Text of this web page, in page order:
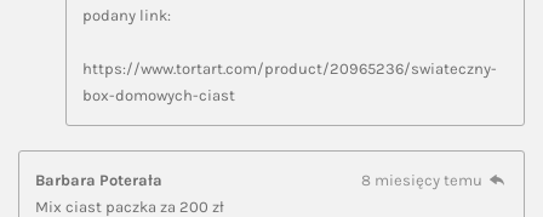
podany link:
https://www.tortart.com/product/20965236/swiateczny-
box-domowych-ciast
Barbara Poterała
8 miesięcy temu
Mix ciast paczka za 200 zł